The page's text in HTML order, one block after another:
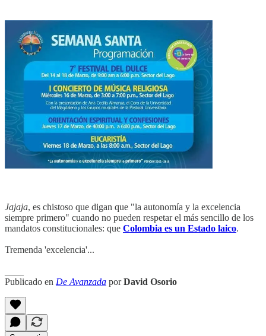
Jajaja, es chistoso que digan que "la autonomía y la excelencia
siempre primero" cuando no pueden respetar el más sencillo de los
mandatos constitucionales: que Colombia es un Estado laico.
Tremenda 'excelencia'...
Publicado en De Avanzada porDavid Osorio